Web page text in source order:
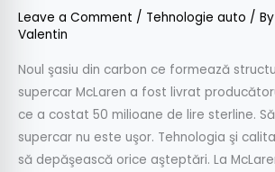
Leave a Comment / Tehnologie auto / By
Valentin
Noul şasiu din carbon ce formează
supercar McLaren a fost livrat
ce a costat 50 milioane de lire sterline.
supercar nu este uşor. Tehnologia şi
să depăşească orice aşteptări. La